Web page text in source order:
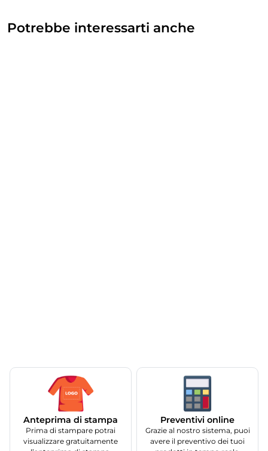
Potrebbe interessarti anche
Anteprima di stampa
Prima di stampare potrai
visualizzare gratuitamente
Preventivi online
Grazie al nostro sistema, puoi
avere il preventivo dei tuoi